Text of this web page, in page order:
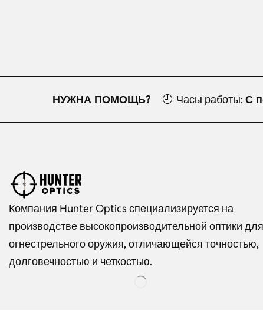
НУЖНА ПОМОЩЬ? Часы работы: С
Компания Hunter Optics специализируется на
производстве высокопроизводительной оптики для
огнестрельного оружия, отличающейся точностью,
долговечностью и четкостью.